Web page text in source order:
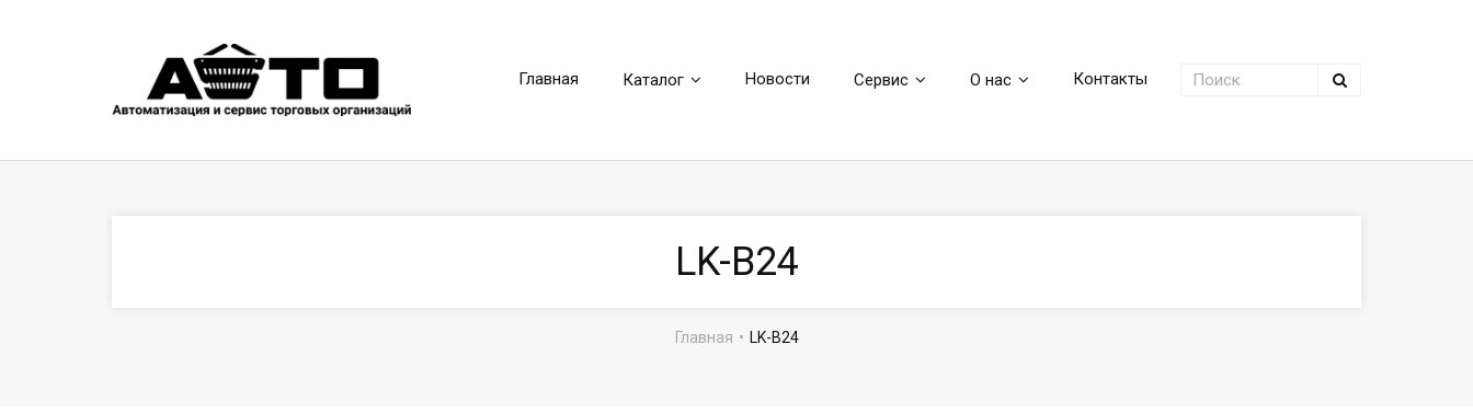
Главная Каталог Новости Сервис О нас Контакты
LK-B24
Главная • LK-B24